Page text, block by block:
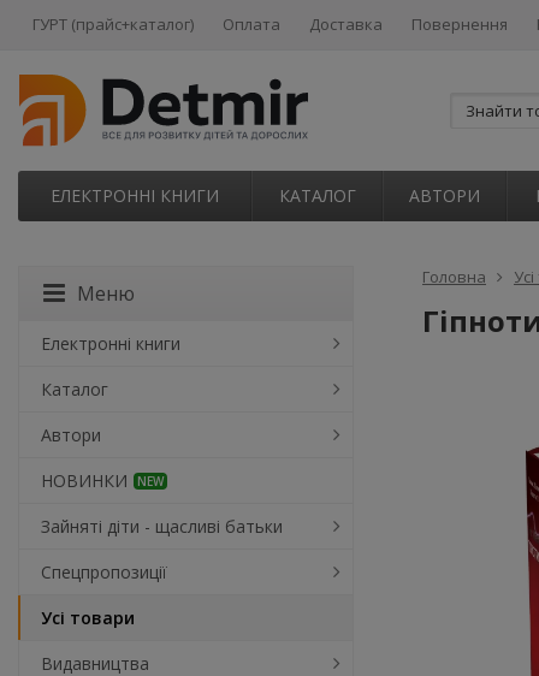
ГУРТ (прайс+каталог) Оплата Доставка Повернення
ЕЛЕКТРОННІ КНИГИ КАТАЛОГ АВТОРИ
Головна
Меню
Електронні книги
Каталог
Автори
НОВИНКИ
NEW
Зайняті діти - щасливі батьки
Спецпропозиції
Усі товари
Видавництва